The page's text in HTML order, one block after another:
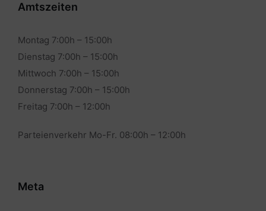
Amtszeiten
Montag 7:00h – 15:00h
Dienstag 7:00h – 15:00h
Mittwoch 7:00h – 15:00h
Donnerstag 7:00h – 15:00h
Freitag 7:00h – 12:00h
Parteienverkehr Mo-Fr. 08:00h – 12:00h
Meta